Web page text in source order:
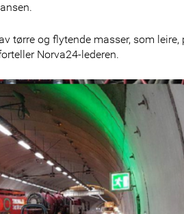
tørre og flytende masser, som leire,
Norva24-lederen.